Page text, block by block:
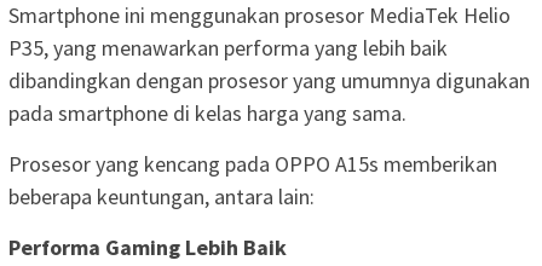
Smartphone ini menggunakan prosesor MediaTek Helio
P35, yang menawarkan performa yang lebih baik
dibandingkan dengan prosesor yang umumnya digunakan
pada smartphone di kelas harga yang sama.
Prosesor yang kencang pada OPPO A15s memberikan
beberapa keuntungan, antara lain:
Performa Gaming Lebih Baik